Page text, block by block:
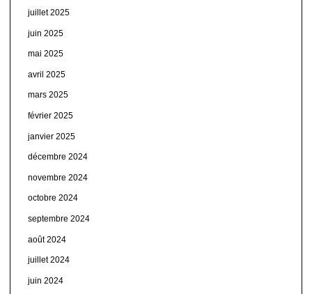
juillet 2025
juin 2025
mai 2025
avril 2025
mars 2025
février 2025
janvier 2025
décembre 2024
novembre 2024
octobre 2024
septembre 2024
août 2024
juillet 2024
juin 2024